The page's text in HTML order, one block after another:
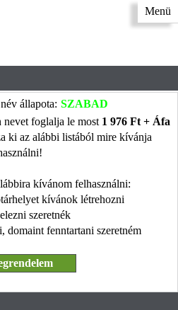
Menü
állapota: SZABAD
nevet foglalja le most 1 976 Ft + Áfa
ki az alábbi listából mire kívánja
kívánom felhasználni:
kívánok létrehozni
szeretnék
domaint fenntartani szeretném